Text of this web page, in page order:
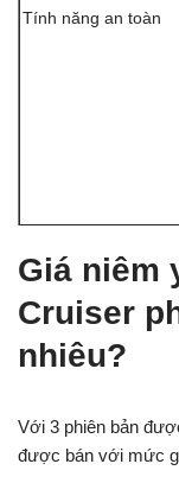
Tính năng an toàn
Giá niêm
Cruiser
nhiêu?
Với 3 phiên bản
được bán với mức